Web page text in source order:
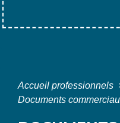
Accueil professionnels
Documents